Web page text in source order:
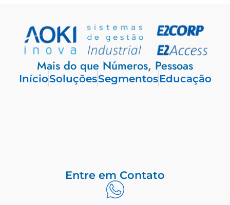
Mais do que Números, Pessoas
InícioSoluçõesSegmentosEducação
Entre em Contato